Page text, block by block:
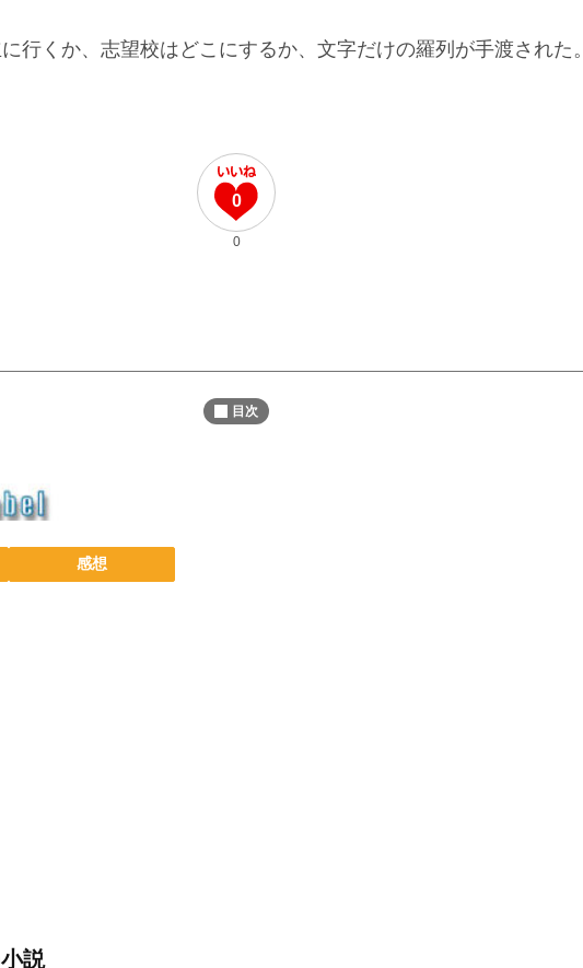
行くか、志望校はどこにするか、文字だけの羅列が手渡された。
0
0
目次
感想
説